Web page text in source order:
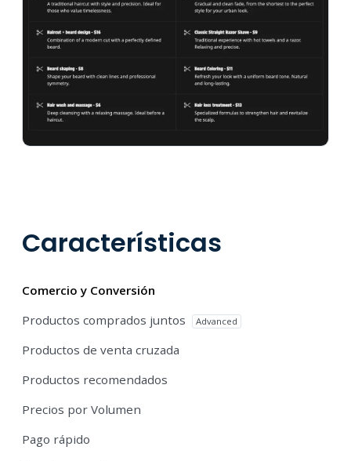
Características
Comercio y Conversión
Productos comprados juntos
Advanced
Productos de venta cruzada
Productos recomendados
Precios por Volumen
Pago rápido